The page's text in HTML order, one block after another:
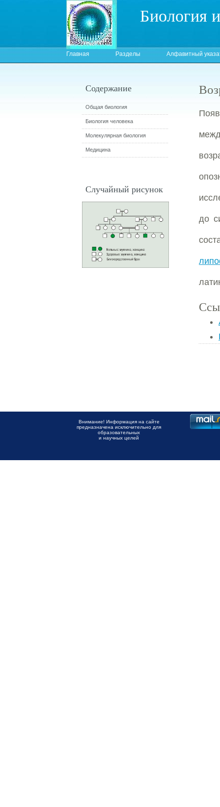
Биология
Главная Разделы Алфавитный
до
Содержание
Общая биология
Биология человека
Молекулярная биология
Медицина
Случайный рисунок
Внимание! Информация на сайте
предназначена исключительно для
образовательных
и научных целей